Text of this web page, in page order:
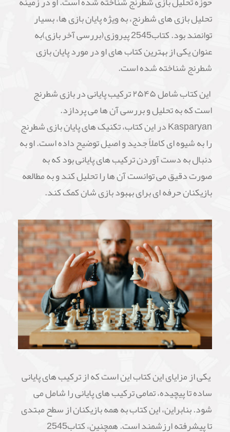
تحلیل بازی های شطرنج، به ویژه پایان بازی ها، بسیار
توانمند بود. کتاب2545 پیروزی(بررسی آخر بازی)به
عنوان یکی از بهترین کتاب های او در مورد پایان بازی
شطرنج شناخته شده است.
این کتاب شامل ۲۵۴۵ ترکیب پایانی در بازی شطرنج
است که به تحلیل و بررسی آن ها می پردازد.
Kasparyan در این کتاب، تکنیک های پایان بازی شطرنج
را به شیوه ای کاملاً جدید و اصیل توضیح داده است. او به
دنبال به دست آوردن ترکیب های پایانی بود که به
صورت دقیق می توانست آن ها را تحلیل کند و به مطالعه
بازیکنان حرفه ای برای بهبود بازی شان کمک کند.
یکی از مزایای این کتاب این است که از ترکیب های پایانی
ساده تا پیچیده، تمامی ترکیب های پایانی را شامل می
شود. بنابراین، این کتاب به همه بازیکنان از سطح مبتدی
تا پیشرفته ارزشمند است. همچنین، کتاب2545